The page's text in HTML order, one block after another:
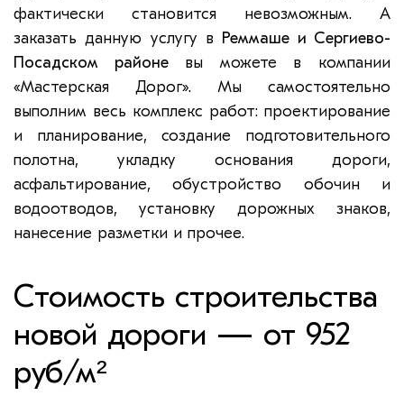
фактически становится невозможным. А
заказать данную услугу в Реммаше и Сергиево-
Посадском районевы можете в компании
«Мастерская Дорог». Мы самостоятельно
выполним весь комплекс работ: проектирование
и планирование, создание подготовительного
полотна, укладку основания дороги,
асфальтирование, обустройство обочин и
водоотводов, установку дорожных знаков,
нанесение разметки и прочее.
Стоимость строительства
новой дороги — от 952
руб/м²